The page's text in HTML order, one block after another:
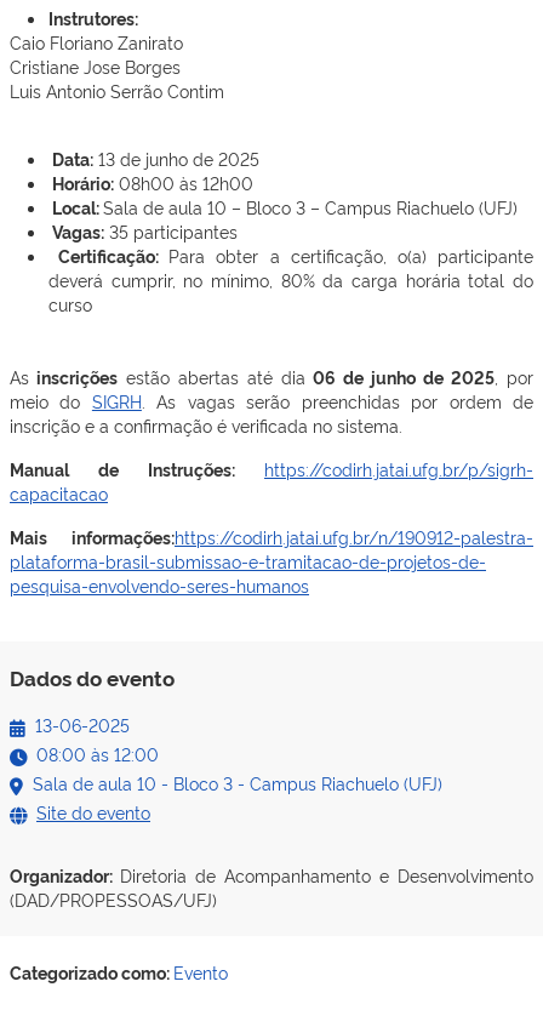
Instrutores:
Caio Floriano Zanirato
Cristiane Jose Borges
Luis Antonio Serrão Contim
Data: 13 de junho de 2025
Horário: 08h00 às 12h00
Local:Sala de aula 10 – Bloco 3 – Campus Riachuelo (UFJ)
Vagas: 35 participantes
Certificação: Para obter a certificação, o(a) participante
deverá cumprir, no mínimo, 80% da carga horária total do
curso
As inscriçõesestão abertas até dia06 de junho de 2025 , por
meio do SIGRH . As vagas serão preenchidas por ordem de
inscrição e a confirmação é verificada no sistema.
Manual de Instruções: https://codirh.jatai.ufg.br/p/sigrh-
capacitacao
Mais informações:https://codirh.jatai.ufg.br/n/190912-palestra-
plataforma-brasil-submissao-e-tramitacao-de-projetos-de-
pesquisa-envolvendo-seres-humanos
Dados do evento
13-06-2025
08:00 às 12:00
Sala de aula 10 - Bloco 3 - Campus Riachuelo (UFJ)
Site do evento
Organizador: Diretoria de Acompanhamento e Desenvolvimento
(DAD/PROPESSOAS/UFJ)
Categorizado como: Evento